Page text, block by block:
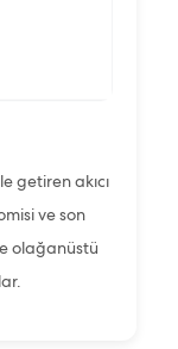
getiren akıcı
ve son
olağanüstü